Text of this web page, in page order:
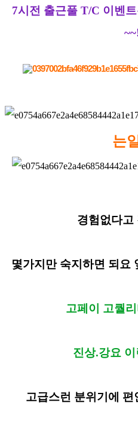
7시전 출근풀 T/C 이벤
는
경험없다고
몇가지만 숙지하면 되요
고페이 고퀄
진상.강요
고급스런 분위기에